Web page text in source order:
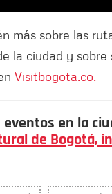
más sobre las
la ciudad y sobre
Visitbogota.co.
eventos en la
de Bogotá,